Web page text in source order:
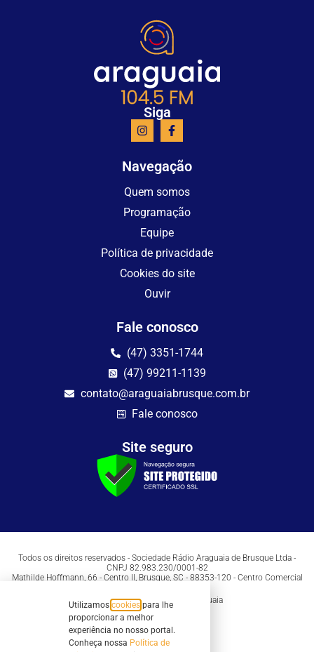
Siga
Navegação
Quem somos
Programação
Equipe
Política de privacidade
Cookies do site
Ouvir
Fale conosco
(47) 3351-1744
(47) 99211-1139
contato@araguaiabrusque.com.br
Fale conosco
Site seguro
Todos os direitos reservados - Sociedade Rádio Araguaia de Brusque Ltda -
CNPJ 82.983.230/0001-82
Mathilde Hoffmann, 66 - Centro II, Brusque, SC - 88353-120 - Centro Comercial
Copyright © 2026 | Rádio Araguaia
Utilizamos cookies para lhe
proporcionar a melhor
experiência no nosso portal.
Conheça nossa Política de